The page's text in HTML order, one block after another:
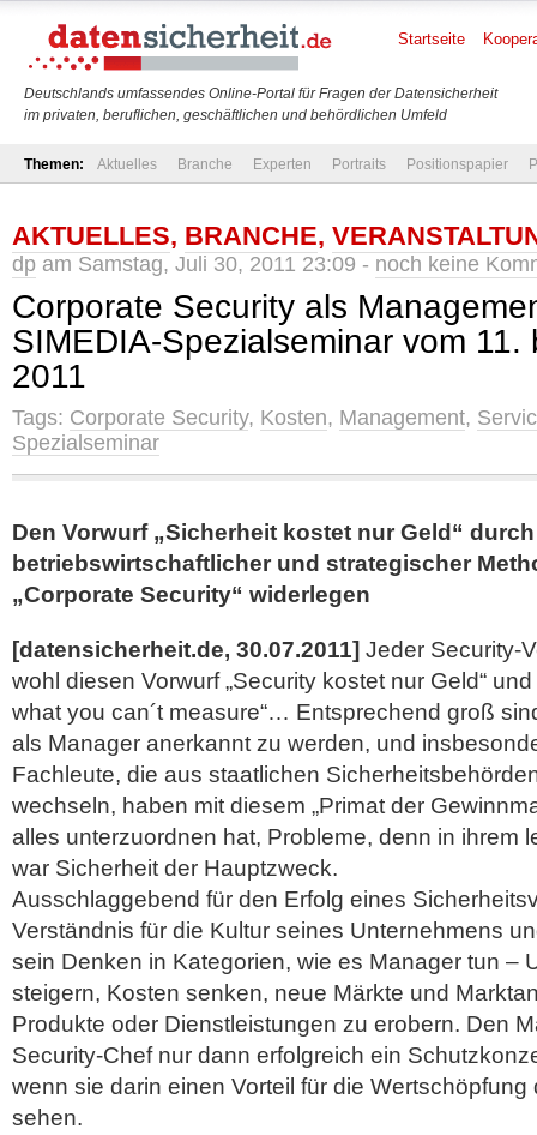
Deutschlands umfassendes Online-Portal für Fragen der Datensicherheit
im privaten, beruflichen, geschäftlichen und behördlichen Umfeld
Startseite
Themen: Aktuelles Branche Experten Portraits Positionspapier
AKTUELLES, BRANCHE,
dp am Samstag, Juli 30, 2011 23:09 - noch keine
Corporate Security als
SIMEDIA-Spezialseminar vom 11.
2011
Tags: Corporate Security, Kosten, Management,
Spezialseminar
Den Vorwurf „Sicherheit kostet nur Geld“
betriebswirtschaftlicher und strategischer
„Corporate Security“ widerlegen
[datensicherheit.de, 30.07.2011] Jeder Security-
wohl diesen Vorwurf „Security kostet nur Geld“ und
what you can´t measure“… Entsprechend groß
als Manager anerkannt zu werden, und
Fachleute, die aus staatlichen
wechseln, haben mit diesem „Primat der
alles unterzuordnen hat, Probleme, denn in ihrem
war Sicherheit der Hauptzweck.
Ausschlaggebend für den Erfolg eines
Verständnis für die Kultur seines Unternehmens
sein Denken in Kategorien, wie es Manager tun –
steigern, Kosten senken, neue Märkte und
Produkte oder Dienstleistungen zu erobern. Den
Security-Chef nur dann erfolgreich ein
wenn sie darin einen Vorteil für die
sehen.